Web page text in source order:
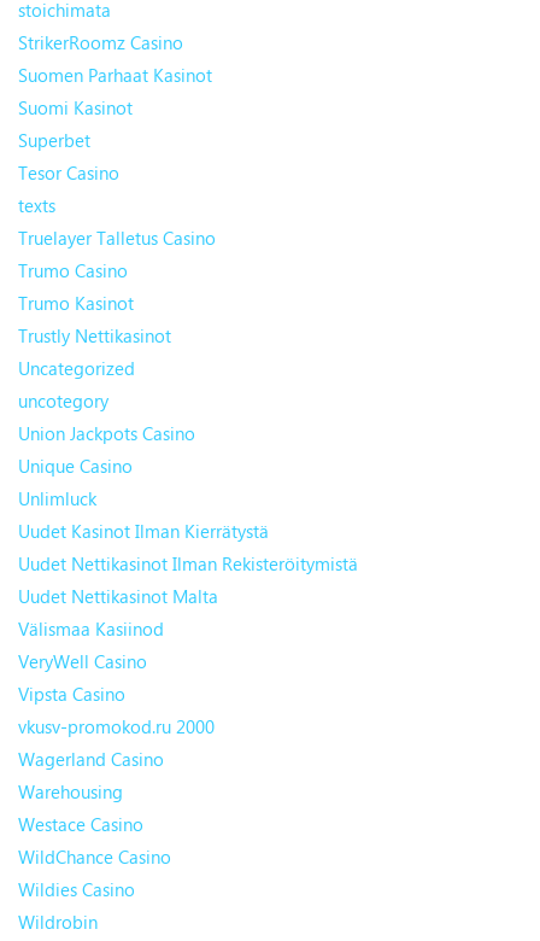
stoichimata
StrikerRoomz Casino
Suomen Parhaat Kasinot
Suomi Kasinot
Superbet
Tesor Casino
texts
Truelayer Talletus Casino
Trumo Casino
Trumo Kasinot
Trustly Nettikasinot
Uncategorized
uncotegory
Union Jackpots Casino
Unique Casino
Unlimluck
Uudet Kasinot Ilman Kierrätystä
Uudet Nettikasinot Ilman Rekisteröitymistä
Uudet Nettikasinot Malta
Välismaa Kasiinod
VeryWell Casino
Vipsta Casino
vkusv-promokod.ru 2000
Wagerland Casino
Warehousing
Westace Casino
WildChance Casino
Wildies Casino
Wildrobin